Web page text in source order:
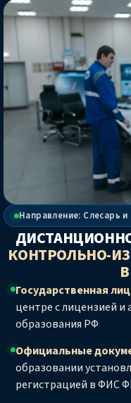
Направление: Слесарь
КОНТРОЛЬНО-
Государственная
центре с лицензией
образования РФ
Официальные
образовании
регистрацией в ФИС